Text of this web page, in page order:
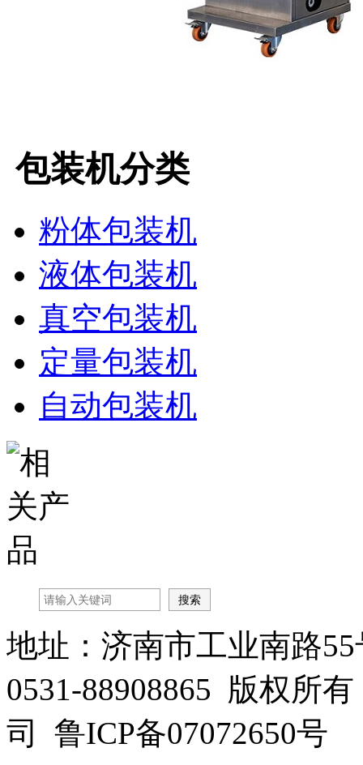
包装机分类
粉体包装机
液体包装机
真空包装机
定量包装机
自动包装机
地址：济南市工业南路
0531-88908865 版权所
司 鲁ICP备07072650号